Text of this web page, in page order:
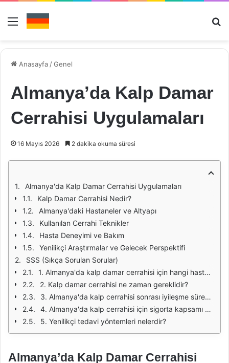
Menü
Anasayfa /Genel
Almanya’da Kalp Damar
Cerrahisi Uygulamaları
16 Mayıs 2026 2 dakika okuma süresi
Almanya'da Kalp Damar Cerrahisi Uygulamaları
Kalp Damar Cerrahisi Nedir?
Almanya'daki Hastaneler ve Altyapı
Kullanılan Cerrahi Teknikler
Hasta Deneyimi ve Bakım
Yenilikçi Araştırmalar ve Gelecek Perspektifi
SSS (Sıkça Sorulan Sorular)
1. Almanya'da kalp damar cerrahisi için hangi hastaneler önerilmektedir?
2. Kalp damar cerrahisi ne zaman gereklidir?
3. Almanya'da kalp cerrahisi sonrası iyileşme süreci nasıldır?
4. Almanya'da kalp cerrahisi için sigorta kapsamı nasıldır?
5. Yenilikçi tedavi yöntemleri nelerdir?
Almanya’da Kalp Damar Cerrahisi